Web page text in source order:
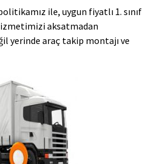
ile, uygun fiyatlı 1. sınıf
aksatmadan
yerinde araç takip montajı ve